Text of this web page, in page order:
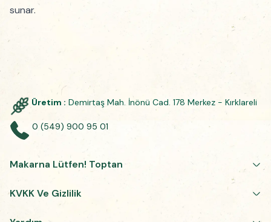
sunar.
Üretim : Demirtaş Mah. İnönü Cad. 178 Merkez - Kırklareli
0 (549) 900 95 01
Makarna Lütfen! Toptan
KVKK Ve Gizlilik